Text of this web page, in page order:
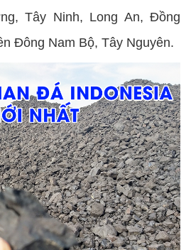
Tây Ninh, Long An, Đồng
Đông Nam Bộ, Tây Nguyên.